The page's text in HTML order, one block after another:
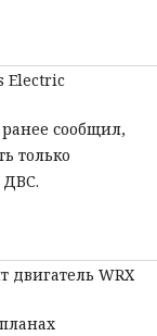
Electric
сообщил,
только
ДВС.
двигатель WRX